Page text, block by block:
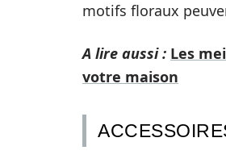
motifs floraux
A lire aussi : Les
votre maison